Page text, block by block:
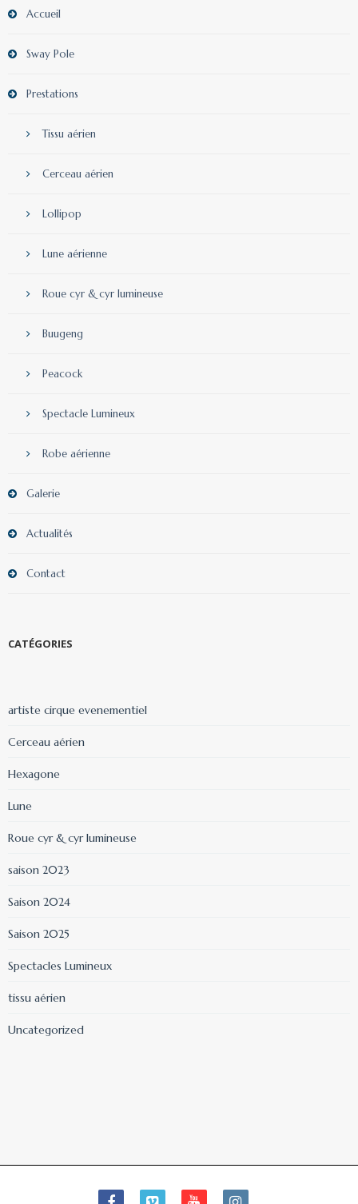
Accueil
Sway Pole
Prestations
Tissu aérien
Cerceau aérien
Lollipop
Lune aérienne
Roue cyr & cyr lumineuse
Buugeng
Peacock
Spectacle Lumineux
Robe aérienne
Galerie
Actualités
Contact
CATÉGORIES
artiste cirque evenementiel
Cerceau aérien
Hexagone
Lune
Roue cyr & cyr lumineuse
saison 2023
Saison 2024
Saison 2025
Spectacles Lumineux
tissu aérien
Uncategorized